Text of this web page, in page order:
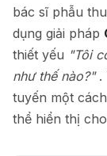
bác sĩ phẫu
dụng giải pháp
thiết yếu "Tôi
như thế nào?" .
tuyến một
thể hiển thị